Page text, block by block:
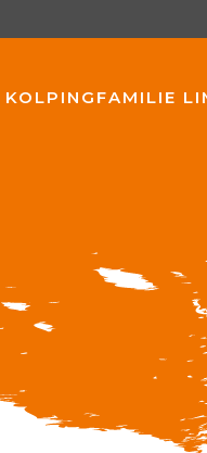
KOLPINGFAMILIE